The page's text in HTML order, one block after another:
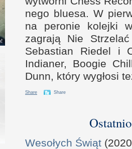
nego bluesa. W p
na peronie kolejki
zagrają Nie
Sebastian Riedel i
Indianer, Boogie
Dunn, który wygłosi
Share Share
Wesołych Świąt